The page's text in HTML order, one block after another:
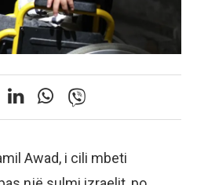
Awad, i cili mbeti